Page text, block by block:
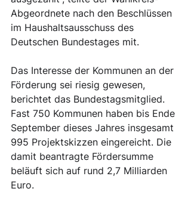
Abgeordnete nach den Beschlüssen
im Haushaltsausschuss des
Deutschen Bundestages mit.
Das Interesse der Kommunen an der
Förderung sei riesig gewesen,
berichtet das Bundestagsmitglied.
Fast 750 Kommunen haben bis Ende
September dieses Jahres insgesamt
995 Projektskizzen eingereicht. Die
damit beantragte Fördersumme
beläuft sich auf rund 2,7 Milliarden
Euro.